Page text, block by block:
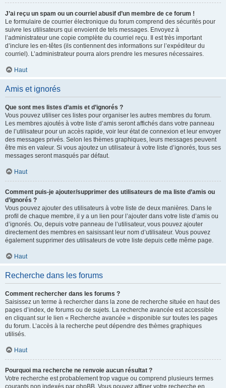
J’ai reçu un spam ou un courriel abusif d’un membre de ce forum !
Le formulaire de courrier électronique du forum comprend des sécurités pour
suivre les utilisateurs qui envoient de tels messages. Envoyez à
l’administrateur une copie complète du courriel reçu. Il est très important
d’inclure les en-têtes (ils contiennent des informations sur l’expéditeur du
courriel). L’administrateur pourra alors prendre les mesures nécessaires.
Haut
Amis et ignorés
Que sont mes listes d’amis et d’ignorés ?
Vous pouvez utiliser ces listes pour organiser les autres membres du forum.
Les membres ajoutés à votre liste d’amis seront affichés dans votre panneau
de l’utilisateur pour un accès rapide, voir leur état de connexion et leur envoyer
des messages privés. Selon les thèmes graphiques, leurs messages peuvent
être mis en valeur. Si vous ajoutez un utilisateur à votre liste d’ignorés, tous ses
messages seront masqués par défaut.
Haut
Comment puis-je ajouter/supprimer des utilisateurs de ma liste d’amis ou
d’ignorés ?
Vous pouvez ajouter des utilisateurs à votre liste de deux manières. Dans le
profil de chaque membre, il y a un lien pour l’ajouter dans votre liste d’amis ou
d’ignorés. Ou, depuis votre panneau de l’utilisateur, vous pouvez ajouter
directement des membres en saisissant leur nom d’utilisateur. Vous pouvez
également supprimer des utilisateurs de votre liste depuis cette même page.
Haut
Recherche dans les forums
Comment rechercher dans les forums ?
Saisissez un terme à rechercher dans la zone de recherche située en haut des
pages d’index, de forums ou de sujets. La recherche avancée est accessible
en cliquant sur le lien « Recherche avancée » disponible sur toutes les pages
du forum. L’accès à la recherche peut dépendre des thèmes graphiques
utilisés.
Haut
Pourquoi ma recherche ne renvoie aucun résultat ?
Votre recherche est probablement trop vague ou comprend plusieurs termes
courants non indexés par phpBB. Vous pouvez affiner votre recherche en